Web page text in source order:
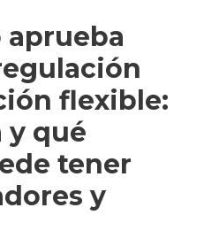
aprueba
flexible:
y qué
tener
y